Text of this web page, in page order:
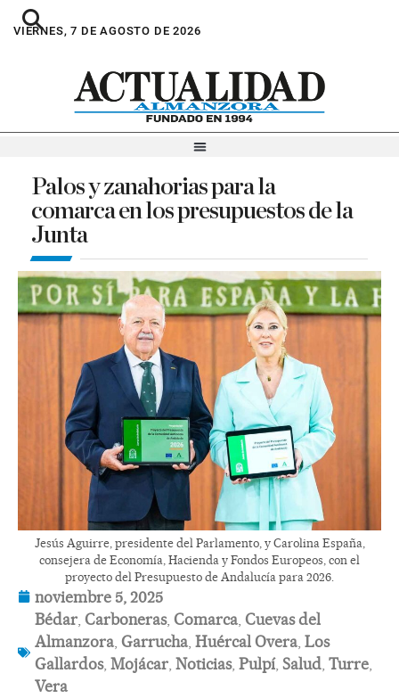
VIERNES, 7 DE AGOSTO DE 2026
Palos y zanahorias para la
comarca en los presupuestos de la
Junta
Jesús Aguirre, presidente del Parlamento, y Carolina España,
consejera de Economía, Hacienda y Fondos Europeos, con el
proyecto del Presupuesto de Andalucía para 2026.
noviembre 5, 2025
Bédar Carboneras, Comarca Cuevas del
Almanzora Garrucha Huércal Overa Los
Gallardos, Mojácar Noticias, Pulpí, Salud Turre
Vera